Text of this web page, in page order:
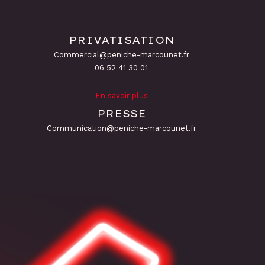
PRIVATISATION
Commercial@peniche-marcounet.fr
06 52 41 30 01
En savoir plus
PRESSE
Communication@peniche-marcounet.fr